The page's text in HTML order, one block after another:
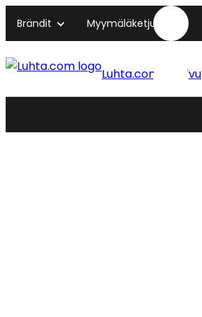
Brändit Myymäläketjut
Luhta.com etusivu